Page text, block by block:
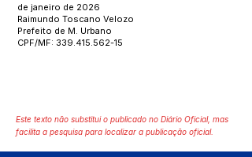
de janeiro de 2026
Raimundo Toscano Velozo
Prefeito de M. Urbano
CPF/MF: 339.415.562-15
Este texto não substitui o publicado no Diário Oficial, mas
facilita a pesquisa para localizar a publicação oficial.